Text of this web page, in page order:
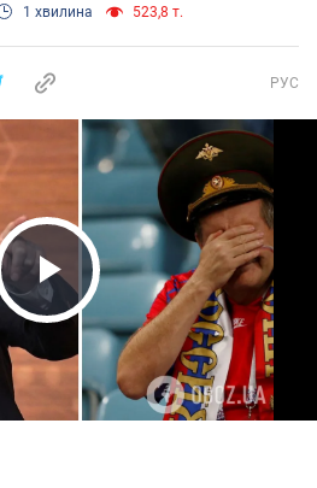
1 хвилина 523,8 т.
РУС
Play Video